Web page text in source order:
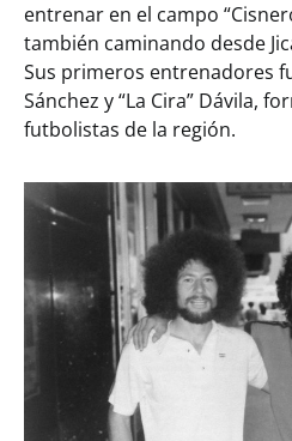
entrenar en el campo
también caminando desde
Sus primeros entrenadores
Sánchez y “La Cira” Dávila,
futbolistas de la región.